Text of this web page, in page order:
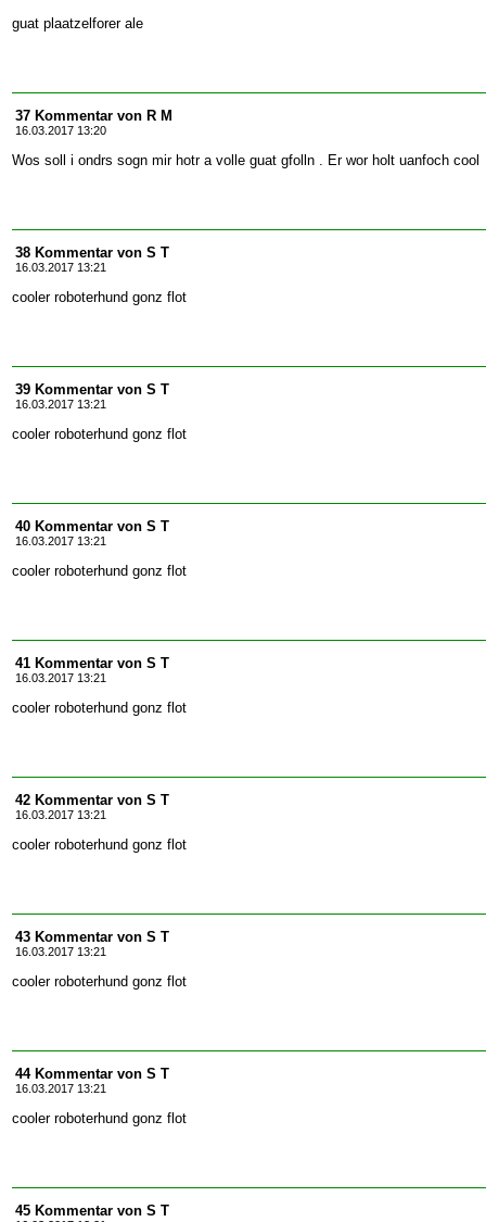
guat plaatzelforer ale
37 Kommentar von R M
16.03.2017 13:20
Wos soll i ondrs sogn mir hotr a volle guat gfolln . Er wor holt uanfoch cool
38 Kommentar von S T
16.03.2017 13:21
cooler roboterhund gonz flot
39 Kommentar von S T
16.03.2017 13:21
cooler roboterhund gonz flot
40 Kommentar von S T
16.03.2017 13:21
cooler roboterhund gonz flot
41 Kommentar von S T
16.03.2017 13:21
cooler roboterhund gonz flot
42 Kommentar von S T
16.03.2017 13:21
cooler roboterhund gonz flot
43 Kommentar von S T
16.03.2017 13:21
cooler roboterhund gonz flot
44 Kommentar von S T
16.03.2017 13:21
cooler roboterhund gonz flot
45 Kommentar von S T